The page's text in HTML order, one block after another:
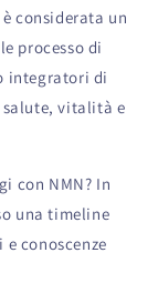
considerata un
processo di
integratori di
salute, vitalità e
con NMN? In
una timeline
conoscenze